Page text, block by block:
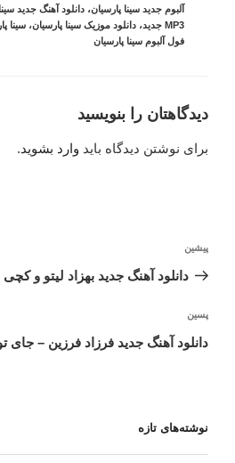
آلبوم جدید سینا پارسیان،دانلود آهنگ جدید
MP3 جدید
،دانلود موزیک سینا پارسیان،سینا
فول آلبوم سینا پارسیان
دیدگاهتان را بنویسید
برای نوشتن دیدگاه باید وارد بشوید.
نوشته
قبلی
پیشین
دانلود آهنگ جدید بهزاد لیتو و
نوشته‌ٔ
بعدی
پسین
دانلود آهنگ جدید فرزاد فرزین – جای
نوشته‌های تازه